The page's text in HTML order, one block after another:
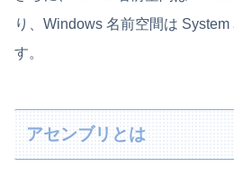
り、Windows 名前空間は
す。
アセンブリとは